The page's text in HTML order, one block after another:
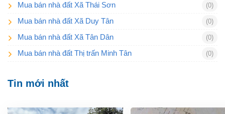
Mua bán nhà đất Xã Thái Sơn (0)
Mua bán nhà đất Xã Duy Tân (0)
Mua bán nhà đất Xã Tân Dân (0)
Mua bán nhà đất Thị trấn Minh Tân (0)
Tin mới nhất